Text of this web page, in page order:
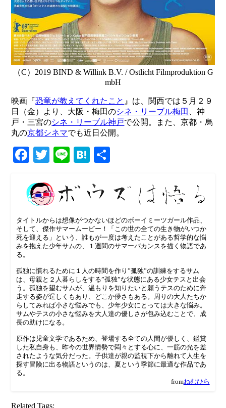
（C）2019 BIND & Willink B.V. / Ostlicht Filmproduktion G
mbH
映画『恐竜が教えてくれたこと 』は、関西では５月２９
日（金）より、大阪・梅田のシネ・リーブル梅田
、神
戸・三宮のシネ・リーブル神戸で公開。また、京都・烏
丸の京都シネマでも近日公開。
Facebook
TwitterLineHatena
タイトルからは想像がつかないほどのボーイミーツガール作品、
そして、傑作サマームービー！「この世の全ての生き物がいつか
死を迎える」という、誰もが一度は考えたことがある哲学的な悩
みを抱えた少年サムの、１週間のサマーバカンスを描く物語であ
る。
孤独に慣れるために１人の時間を作り”孤独”の訓練をするサム
は、母親と２人暮らしをする”孤独”な状態にある少女テスと出会
う。孤独を望むサムが、温もりを知りたいと願うテスのために奔
走する姿が逞しくもあり、どこか儚さもある。周りの大人たちか
らしてみれば小さな悩みでも、少年少女にとっては大きな悩み。
サムやテスの小さな悩みを大人達の優しさが包み込むことで、成
長の助けになる。
原作は児童文学であるため、登場する全ての人間が優しく、鑑賞
した私自身も、昨今の世界情勢で悶々とする心に、一筋の光を差
されたような気分だった。子供達が親の監視下から離れて人生を
探す冒険に出る物語というのは、夏という季節に最適な作品であ
る。
fromねむひら
Related Tags: